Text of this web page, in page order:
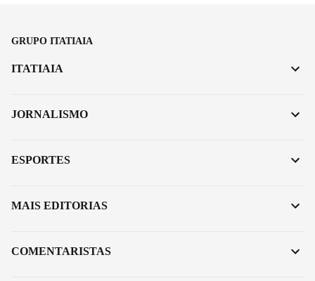
GRUPO ITATIAIA
ITATIAIA
JORNALISMO
ESPORTES
MAIS EDITORIAS
COMENTARISTAS